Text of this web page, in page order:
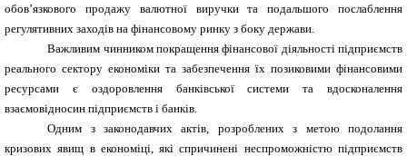
обов’язкового продажу валютної виручки та подальшого послаблення
регулятивних заходів на фінансовому ринку з боку держави.
Важливим чинником покращення фінансової діяльності підприємств
реального сектору економіки та забезпечення їх позиковими фінансовими
ресурсами є оздоровлення банківської системи та вдосконалення
взаємовідносин підприємств і банків.
Одним з законодавчих актів, розроблених з метою подолання
кризових явищ в економіці, які спричинені неспроможністю підприємств